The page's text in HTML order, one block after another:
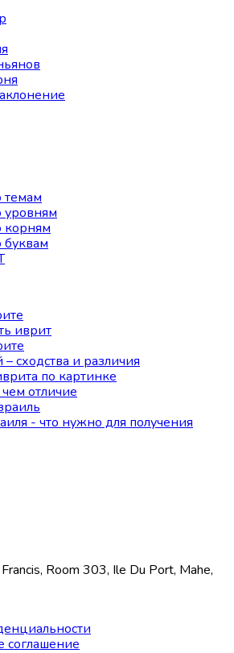
темам
уровням
корням
буквам
иврит
сходства и различия
по картинке
отличие
- что нужно для получения
Room 303, Ile Du Port, Mahe,
соглашение